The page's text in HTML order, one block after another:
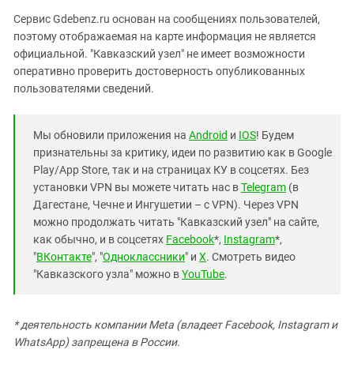
Сервис Gdebenz.ru основан на сообщениях пользователей,
поэтому отображаемая на карте информация не является
официальной. "Кавказский узел" не имеет возможности
оперативно проверить достоверность опубликованных
пользователями сведений.
Мы обновили приложения на Android и IOS! Будем
признательны за критику, идеи по развитию как в Google
Play/App Store, так и на страницах КУ в соцсетях. Без
установки VPN вы можете читать нас вTelegram (в
Дагестане, Чечне и Ингушетии – с VPN). Через VPN
можно продолжать читать "Кавказский узел" на сайте,
как обычно, и в соцсетях Facebook*, Instagram*,
"ВКонтакте", "Одноклассники" и X. Смотреть видео
"Кавказского узла" можно вYouTube.
* деятельность компании Meta (владеет Facebook, Instagram и
WhatsApp) запрещена в России.